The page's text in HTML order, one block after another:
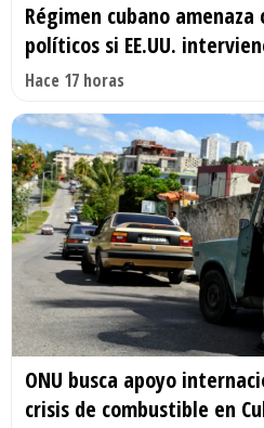
Régimen cubano
políticos si EE.UU.
Hace 17 horas
ONU busca apoyo
crisis de combustible en